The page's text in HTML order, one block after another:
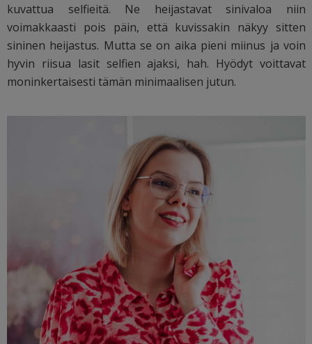
kuvattua selfieitä. Ne heijastavat sinivaloa niin
voimakkaasti pois päin, että kuvissakin näkyy sitten
sininen heijastus. Mutta se on aika pieni miinus ja voin
hyvin riisua lasit selfien ajaksi, hah. Hyödyt voittavat
moninkertaisesti tämän minimaalisen jutun.